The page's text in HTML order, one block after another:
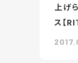
上げ
ス【